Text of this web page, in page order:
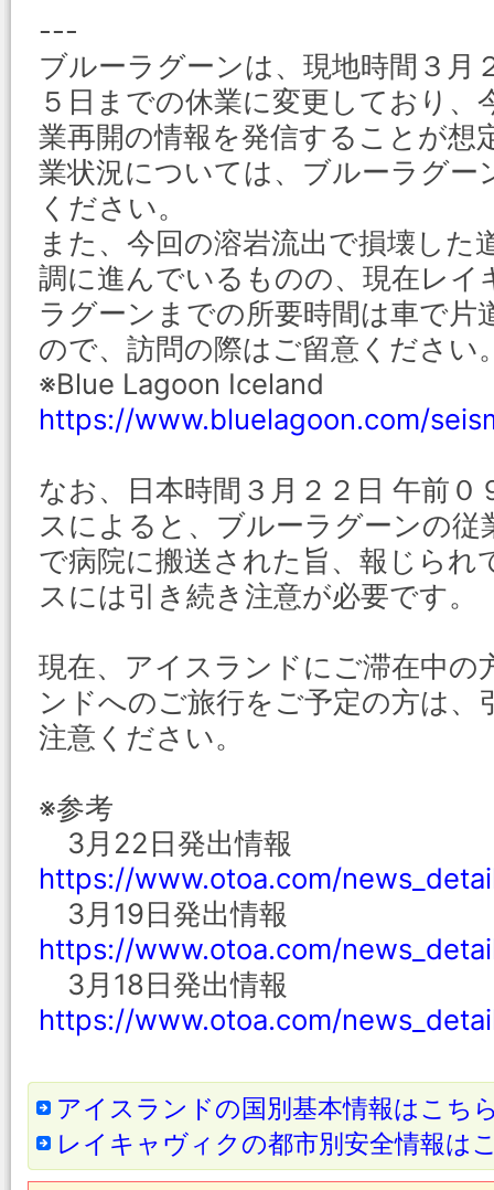
---
ブルーラグーンは、現地時間３月
５日までの休業に変更しており、
業再開の情報を発信することが想
業状況については、ブルーラグー
ください。
また、今回の溶岩流出で損壊した
調に進んでいるものの、現在レイ
ラグーンまでの所要時間は車で片
ので、訪問の際はご留意ください
※Blue Lagoon Iceland
https://www.bluelagoon.com/
なお、日本時間３月２２日 午前０
スによると、ブルーラグーンの
で病院に搬送された旨、報じら
スには引き続き注意が必要です。
現在、アイスランドにご滞在中の
ンドへのご旅行をご予定の方は、
注意ください。
※参考
3月22日発出情報
https://www.otoa.com/
3月19日発出情報
https://www.otoa.com/
3月18日発出情報
https://www.otoa.com/
アイスランドの国別基本情報はこち
レイキャヴィクの都市別安全情報は